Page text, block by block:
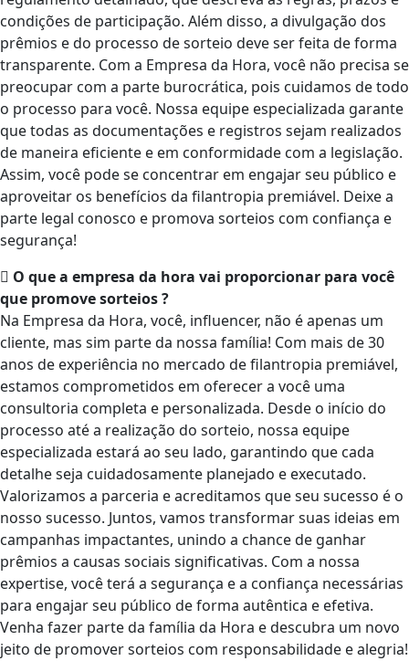
condições de participação. Além disso, a divulgação dos
prêmios e do processo de sorteio deve ser feita de forma
transparente. Com a Empresa da Hora, você não precisa se
preocupar com a parte burocrática, pois cuidamos de todo
o processo para você. Nossa equipe especializada garante
que todas as documentações e registros sejam realizados
de maneira eficiente e em conformidade com a legislação.
Assim, você pode se concentrar em engajar seu público e
aproveitar os benefícios da filantropia premiável. Deixe a
parte legal conosco e promova sorteios com confiança e
segurança!
O que a empresa da hora vai proporcionar para você
que promove sorteios ?
Na Empresa da Hora, você, influencer, não é apenas um
cliente, mas sim parte da nossa família! Com mais de 30
anos de experiência no mercado de filantropia premiável,
estamos comprometidos em oferecer a você uma
consultoria completa e personalizada. Desde o início do
processo até a realização do sorteio, nossa equipe
especializada estará ao seu lado, garantindo que cada
detalhe seja cuidadosamente planejado e executado.
Valorizamos a parceria e acreditamos que seu sucesso é o
nosso sucesso. Juntos, vamos transformar suas ideias em
campanhas impactantes, unindo a chance de ganhar
prêmios a causas sociais significativas. Com a nossa
expertise, você terá a segurança e a confiança necessárias
para engajar seu público de forma autêntica e efetiva.
Venha fazer parte da família da Hora e descubra um novo
jeito de promover sorteios com responsabilidade e alegria!